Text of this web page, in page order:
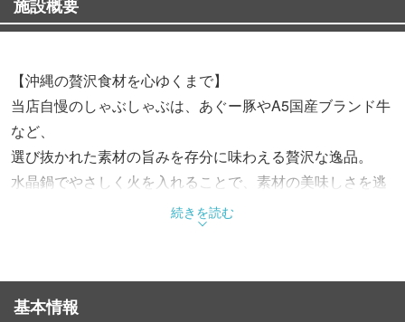
施設概要
【沖縄の贅沢食材を心ゆくまで】
当店自慢のしゃぶしゃぶは、あぐー豚やA5国産ブランド牛
など、
選び抜かれた素材の旨みを存分に味わえる贅沢な逸品。
水晶鍋でやさしく火を入れることで、素材の美味しさを逃
爽やかなシークワーサーポン酢と香り豊かな薬味ととも
【特別な時間を彩るコース料理】
続きを読む
基本情報